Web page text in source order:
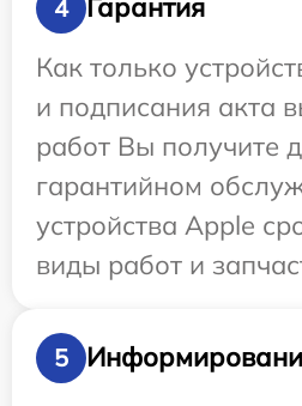
4
Гарантия
Как только
и подписания акта
работ Вы получите
гарантийном
устройства Apple
виды работ и
5